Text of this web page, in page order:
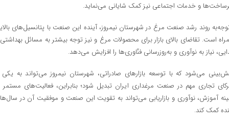
و خدمات اجتماعی نیز کمک شایانی می‌نماید.
روند رشد صنعت مرغ در شهرستان نیمروز، آینده این صنعت با پتانسیل‌های
است. تقاضای بالای بازار برای محصولات مرغ و نیز توجه بیشتر به مسائل
نیاز به نوآوری و به‌روزرسانی فنّاوری‌ها را افزایش می‌دهد.
می‌شود که با توسعه بازارهای صادراتی، شهرستان نیمروز می‌تواند به یکی
تجاری مهم در صنعت مرغداری ایران تبدیل شود؛ بنابراین، فعالیت‌های مستمر
آموزش، نوآوری و بازاریابی می‌تواند به تقویت این صنعت و موفقیت آن در
کمک کند.